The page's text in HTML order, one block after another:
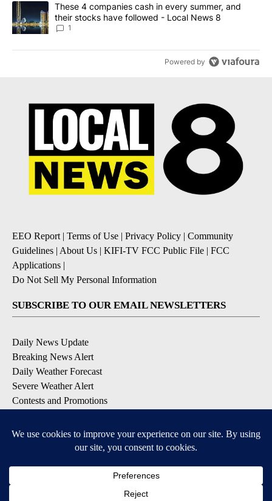
A trending article titled "These 4 companies cash in every
These 4 companies cash in every summer, and
their stocks have followed - Local News 8
1
Powered by
EEO Report| Terms of Use | Privacy Policy | Community
Guidelines | About Us | KIFI-TV FCC Public File | FCC
Applications |
Do Not Sell My Personal Information
SUBSCRIBE TO OUR EMAIL NEWSLETTERS
Daily News Update
Breaking News Alert
Daily Weather Forecast
Severe Weather Alert
Contests and Promotions